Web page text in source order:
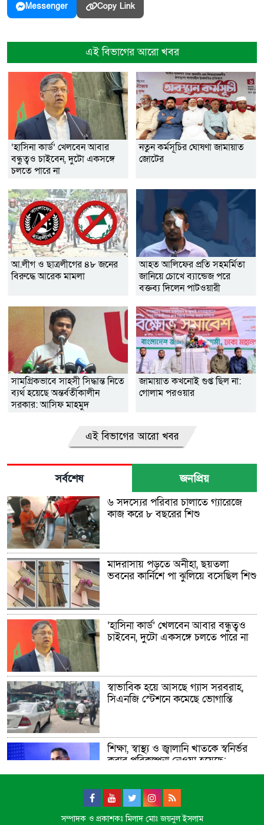
Messenger Copy Link
এই বিভাগের আরো খবর
‘হাসিনা কার্ড’ খেলবেন আবার
বন্ধুত্বও চাইবেন, দুটো একসঙ্গে
চলতে পারে না
নতুন কর্মসূচির ঘোষণা জামায়াত
জোটের
আ.লীগ ও ছাত্রলীগের ৪৮ জনের
বিরুদ্ধে আরেক মামলা
আহত আলিফের প্রতি সহমর্মিতা
জানিয়ে চোখে ব্যান্ডেজ পরে
বক্তব্য দিলেন পাটওয়ারী
সামগ্রিকভাবে সাহসী সিদ্ধান্ত নিতে
ব্যর্থ হয়েছে অন্তর্বর্তীকালীন
সরকার: আসিফ মাহমুদ
জামায়াত কখনোই গুপ্ত ছিল না:
গোলাম পরওয়ার
এই বিভাগের আরো খবর
সর্বশেষ জনপ্রিয়
৬ সদস্যের পরিবার চালাতে গ্যারেজে
কাজ করে ৮ বছরের শিশু
মাদরাসায় পড়তে অনীহা, ছয়তলা
ভবনের কার্নিশে পা ঝুলিয়ে বসেছিল শিশু
‘হাসিনা কার্ড’ খেলবেন আবার বন্ধুত্বও
চাইবেন, দুটো একসঙ্গে চলতে পারে না
স্বাভাবিক হয়ে আসছে গ্যাস সরবরাহ,
সিএনজি স্টেশনে কমেছে ভোগান্তি
শিক্ষা, স্বাস্থ্য ও জ্বালানি খাতকে স্বনির্ভর
করার পরিকল্পনা নেওয়া হয়েছে:
প্রধানমন্ত্রী
ডিজিটাল দস্যুতা
সম্পাদক ও প্রকাশকঃ মিলাদ মোঃ জয়নুল ইসলাম